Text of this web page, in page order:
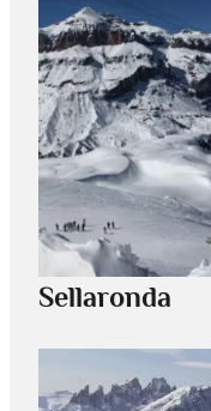
Sellaronda